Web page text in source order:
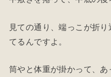
見ての通り、端っこが折
てるんですよ。
筒やと体重が掛かって、